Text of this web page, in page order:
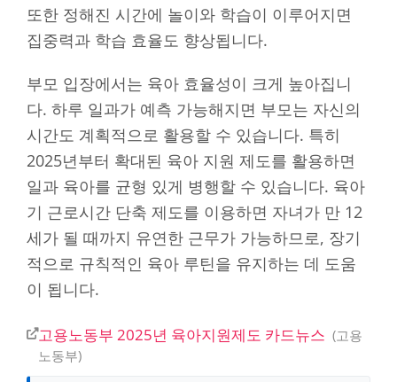
또한 정해진 시간에 놀이와 학습이 이루어지면
집중력과 학습 효율도 향상됩니다.
부모 입장에서는 육아 효율성이 크게 높아집니
다. 하루 일과가 예측 가능해지면 부모는 자신의
시간도 계획적으로 활용할 수 있습니다. 특히
2025년부터 확대된 육아 지원 제도를 활용하면
일과 육아를 균형 있게 병행할 수 있습니다. 육아
기 근로시간 단축 제도를 이용하면 자녀가 만 12
세가 될 때까지 유연한 근무가 가능하므로, 장기
적으로 규칙적인 육아 루틴을 유지하는 데 도움
이 됩니다.
고용노동부 2025년 육아지원제도 카드뉴스
고용
노동부